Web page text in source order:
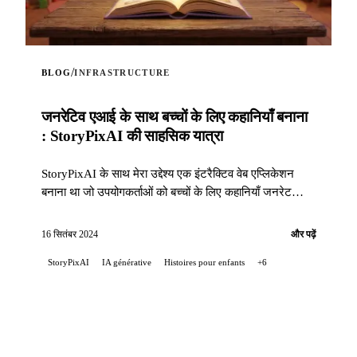
BLOG/INFRASTRUCTURE
जनरेटिव एआई के साथ बच्चों के लिए कहानियाँ बनाना
: StoryPixAI की साहसिक यात्रा
StoryPixAI के साथ मेरा उद्देश्य एक इंटरैक्टिव वेब एप्लिकेशन
बनाना था जो उपयोगकर्ताओं को बच्चों के लिए कहानियाँ जनरेट
से समृद्ध किया गया है...
16 सितंबर 2024 और पढ़ें
StoryPixAI IA générative Histoires pour enfants +6